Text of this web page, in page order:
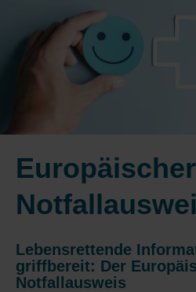
Europäischer
Lebensrettende
griffbereit: Der
Notfallausweis